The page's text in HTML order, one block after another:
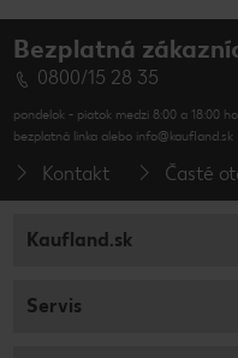
Bezplatná
0800/15 28 35
pondelok - piatok medzi 8:00 a 18:00
bezplatná linka alebo info@kaufland.sk
Kontakt Časté
Kaufland.sk
Servis